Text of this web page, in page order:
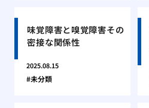
味覚障害と嗅覚障害その
密接な関係性
2025.08.15
未分類